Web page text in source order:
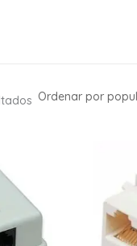
Ordenado